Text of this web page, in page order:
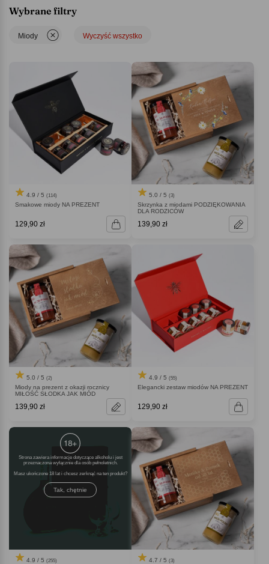
Wybrane filtry
Miody Wyczyść wszystko
4.9 / 5 (114)
Smakowe miody NA PREZENT
129,90 zł
5.0 / 5 (3)
Skrzynka z miodami PODZIĘKOWANIA
DLA RODZICÓW
139,90 zł
5.0 / 5 (2)
Miody na prezent z okazji rocznicy
MIŁOŚĆ SŁODKA JAK MIÓD
139,90 zł
4.9 / 5 (55)
Elegancki zestaw miodów NA PREZENT
129,90 zł
Strona zawiera informacje dotyczące alkoholu i jest
przeznaczona wyłącznie dla osób pełnoletnich.
Masz ukończone 18 lat i chcesz zerknąć na ten produkt
Tak, chętnie
4.9 / 5 (255) 4.7 / 5 (3)